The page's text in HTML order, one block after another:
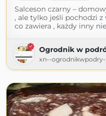
Salceson czarny –
, ale tylko jeśli pochodzi
co zawiera , każdy inny
Ogrodnik w
xn--